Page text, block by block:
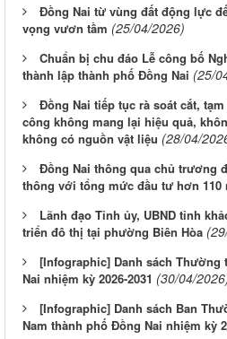
Đồng Nai từ vùng đất động lực
vọng vươn tầm (25/04/2026)
Chuẩn bị chu đáo Lễ công bố
thành lập thành phố Đồng Nai (25/
Đồng Nai tiếp tục rà soát cắt,
công không mang lại hiệu quả,
không có nguồn vật liệu (28/04/
Đồng Nai thông qua chủ trương
thông với tổng mức đầu tư hơn 110
Lãnh đạo Tỉnh ủy, UBND tỉnh
triển đô thị tại phường Biên Hòa
[Infographic] Danh sách Thường
Nai nhiệm kỳ 2026-2031 (30/04/
[Infographic] Danh sách Ban
Nam thành phố Đồng Nai nhiệm kỳ